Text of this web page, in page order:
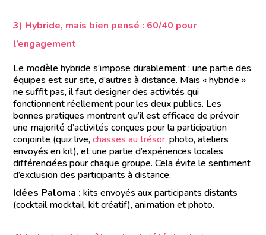
3) Hybride, mais bien pensé : 60/40 pour
l’engagement
Le modèle hybride s’impose durablement : une partie des
équipes est sur site, d’autres à distance. Mais « hybride »
ne suffit pas, il faut designer des activités qui
fonctionnent réellement pour les deux publics. Les
bonnes pratiques montrent qu’il est efficace de prévoir
une majorité d’activités conçues pour la participation
conjointe (quiz live,chasses au trésor, photo, ateliers
envoyés en kit), et une partie d’expériences locales
différenciées pour chaque groupe. Cela évite le sentiment
d’exclusion des participants à distance.
Idées Paloma : kits envoyés aux participants distants
(cocktail mocktail, kit créatif), animation et photo.